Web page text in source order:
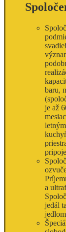
baru,
je až
a
jedál